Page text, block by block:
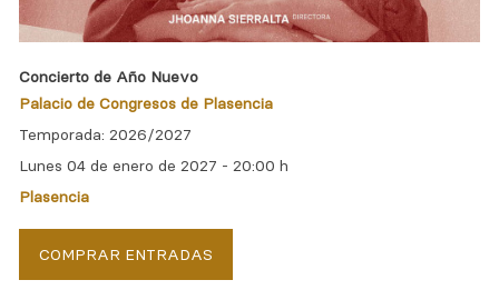
Concierto de Año Nuevo
Palacio de Congresos de Plasencia
Temporada: 2026/2027
Lunes 04 de enero de 2027 -20:00 h
Plasencia
COMPRAR ENTRADAS